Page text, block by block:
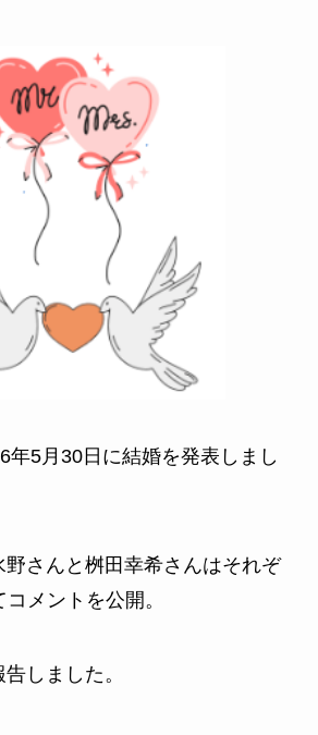
年5月30日に結婚を発表しまし
さんと桝田幸希さんはそれぞ
メントを公開。
しました。